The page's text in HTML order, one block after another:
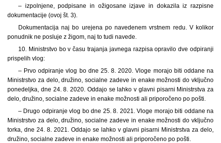
– izpolnjene, podpisane in ožigosane izjave in dokazila iz razpisne
dokumentacije (ovoj št. 3).
Dokumentacija naj bo urejena po navedenem vrstnem redu. V kolikor
ponudnik ne posluje z žigom, naj to tudi navede.
10. Ministrstvo bo v času trajanja javnega razpisa opravilo dve odpiranji
prispelih vlog:
– Prvo odpiranje vlog bo dne 25. 8. 2020. Vloge morajo biti oddane na
Ministrstvo za delo, družino, socialne zadeve in enake možnosti do vključno
ponedeljka, dne 24. 8. 2020. Oddajo se lahko v glavni pisarni Ministrstva za
delo, družino, socialne zadeve in enake možnosti ali priporočeno po pošti.
– Drugo odpiranje vlog bo dne 25. 8. 2021. Vloge morajo biti oddane na
Ministrstvo za delo, družino, socialne zadeve in enake možnosti do vključno
torka, dne 24. 8. 2021. Oddajo se lahko v glavni pisarni Ministrstva za delo,
družino, socialne zadeve in enake možnosti ali priporočeno po pošti.